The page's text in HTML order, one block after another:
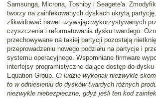
Samsunga, Microna, Toshiby i Seagete'a.
tworzy na zainfekowanych dyskach ukrytą
zlikwidować nawet używając wykorzystywanych
czyszczenia i reformatowania dysku twardego.
przechowywane na takiej partycji pozostają
przeprowadzeniu nowego podziału na partycje i
systemu operacyjnego. Wspomniane firmware
interfejsy programistyczne dające dostęp do dysku
Equation Group. Ci ludzie wykonali niezwykle
to w odniesieniu do dysków twardych różnych
niezwykle niebezpieczne, gdyż jeśli ten kod